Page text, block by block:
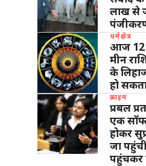
लाख से
धर्मक्षेत्र
आज 12
मीन
के
हो
क्राइम
प्रबल
एक
होकर
जा
पहुंचकर